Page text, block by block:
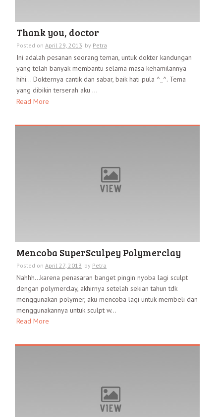
Thank you, doctor
Posted on April 29, 2013 by Petra
Ini adalah pesanan seorang teman, untuk dokter kandungan
yang telah banyak membantu selama masa kehamilannya
hihi… Dokternya cantik dan sabar, baik hati pula ^_^. Tema
yang dibikin terserah aku ...
Read More
Mencoba SuperSculpey Polymerclay
Posted on April 27, 2013 by Petra
Nahhh…karena penasaran banget pingin nyoba lagi sculpt
dengan polymerclay, akhirnya setelah sekian tahun tdk
menggunakan polymer, aku mencoba lagi untuk membeli dan
menggunakannya untuk sculpt w...
Read More